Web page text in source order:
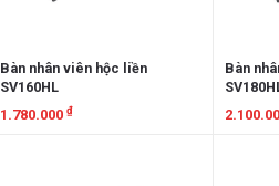
Bàn nhân viên hộc liền
SV160HL
1.780.000 ₫
Bàn